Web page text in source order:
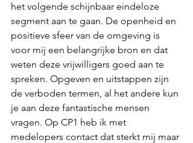
het volgende schijnbaar eindeloze
segment aan te gaan. De openheid en
positieve sfeer van de omgeving is
voor mij een belangrijke bron en dat
weten deze vrijwilligers goed aan te
spreken. Opgeven en uitstappen zijn
de verboden termen, al het andere kun
je aan deze fantastische mensen
vragen. Op CP1 heb ik met
medelopers contact dat sterkt mij maar